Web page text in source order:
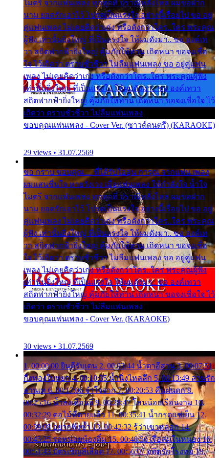
ไมตรี จากแฟนเพลง ทุกทุกที่ ปราณีหลั่งไหล ผมขอฝาก
นาม ยอดรักเอาไว้ โปรดเป็นแรงใจ อย่างนี้เรื่อยไป ขอ อยู่
คู่แฟนเพลง ไม่เคยคิดว่าเก่ง หรือดังกว่าใคร..ใคร พระคุณ
ผู้ฟัง เท่านั้นยิ่งใหญ่ ที่เป็นแรงใจ ให้ผมดังมา.. ขอ องค์เท
วา สถิตฟากฟ้ายิ่งใหญ่ คุ้มภัยให้ท่าน เถิดหนา ขอจงเชื่อ
ใจ ไว้เถิดว่า ตราบชั่วชีวา ไม่ลืมแฟนเพลง ขอ อยู่คู่แฟน
เพลง ไม่เคยคิดว่าเก่ง หรือดังกว่าใคร..ใคร พระคุณผู้ฟัง
เท่านั้นยิ่งใหญ่ ที่เป็นแรงใจ ให้ผมดังมา.. ขอ องค์เทวา
สถิตฟากฟ้ายิ่งใหญ่ คุ้มภัยให้ท่าน เถิดหนา ขอจงเชื่อใจ ไว้
เถิดว่า ตราบชั่วชีวา ไม่ลืมแฟนเพลง
ขอบคุณแฟนเพลง - Cover Ver. (ซาวด์ดนตรี) (KARAOKE)
29 views • 31.07.2569
ขอ กราบ ขอบคุณ.... ที่ได้รับไออุ่น การุณ จากแฟน เพลง
ผมแสนชื่นใจ หายวังเวง เมื่อแฟนเพลง ให้กำลังใจ น้ำใจ
ไมตรี จากแฟนเพลง ทุกทุกที่ ปราณีหลั่งไหล ผมขอฝาก
นาม ยอดรักเอาไว้ โปรดเป็นแรงใจ อย่างนี้เรื่อยไป ขอ อยู่
คู่แฟนเพลง ไม่เคยคิดว่าเก่ง หรือดังกว่าใคร..ใคร พระคุณ
ผู้ฟัง เท่านั้นยิ่งใหญ่ ที่เป็นแรงใจ ให้ผมดังมา.. ขอ องค์เท
วา สถิตฟากฟ้ายิ่งใหญ่ คุ้มภัยให้ท่าน เถิดหนา ขอจงเชื่อ
ใจ ไว้เถิดว่า ตราบชั่วชีวา ไม่ลืมแฟนเพลง ขอ อยู่คู่แฟน
เพลง ไม่เคยคิดว่าเก่ง หรือดังกว่าใคร..ใคร พระคุณผู้ฟัง
เท่านั้นยิ่งใหญ่ ที่เป็นแรงใจ ให้ผมดังมา.. ขอ องค์เทวา
สถิตฟากฟ้ายิ่งใหญ่ คุ้มภัยให้ท่าน เถิดหนา ขอจงเชื่อใจ ไว้
เถิดว่า ตราบชั่วชีวา ไม่ลืมแฟนเพลง
ขอบคุณแฟนเพลง - Cover Ver. (KARAOKE)
30 views • 31.07.2569
1. 00:00:00 ยินดีรับเดน 2. 00:03:44 น้ำตาอีสาน 3. 00:07:51
กิ่งทองใบหยก 4. 00:10:35 น้ำนิ่งไหลลึก 5. 00:13:49 ลานรัก
ลานเท 6. 00:17:06 จำใจจาก 7. 00:20:53 คืนฝนตก 8.
00:25:16 น้ำลงเดือนยี่ 9. 00:28:47 โสนน้อยเรือนงาม 10.
00:32:29 ตอไม้ที่ตายแล้ว 11. 00:35:41 น้ำกรดแช่เย็น 12.
00:39:08 อยากฟังซ้ำ 13. 00:42:32 รู้ว่าเขาหลอก 14.
00:45:25 รอหน่อยน้องติ๋ม 15. 00:48:56 เรือล่มในหนอง 16.
00:51:43 บัตรเชิญสีเลือด 17. 00:56:07 อดีตรักโรงทอ 18.